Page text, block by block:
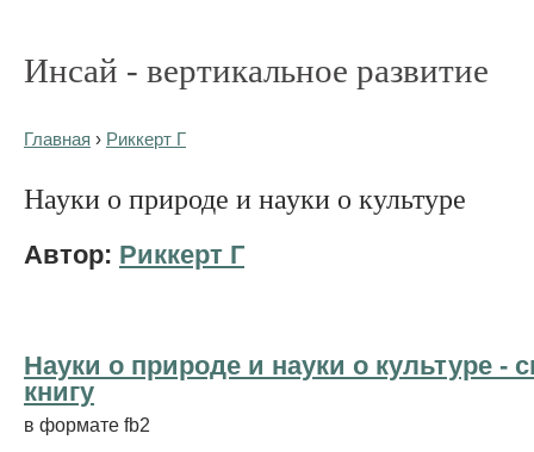
Инсай - вертикальное развитие
Главная › Риккерт Г
Науки о природе и науки о культуре
Автор: Риккерт Г
Науки о природе и науки о культуре -
книгу
в формате fb2